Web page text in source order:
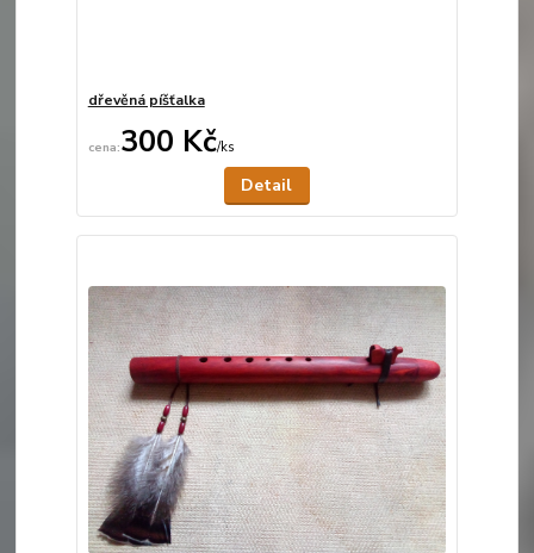
dřevěná píšťalka
300 Kč/ks
Detail